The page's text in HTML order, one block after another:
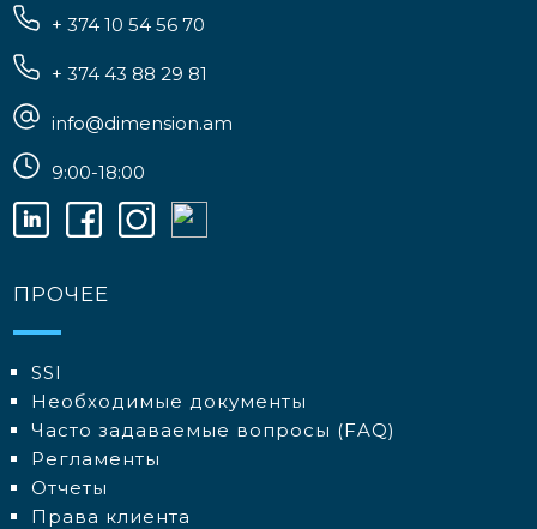
+ 374 10 54 56 70
+ 374 43 88 29 81
info@dimension.am
9:00-18:00
ПРОЧЕЕ
SSI
Необходимые документы
Часто задаваемые вопросы (FAQ)
Регламенты
Отчеты
Права клиента